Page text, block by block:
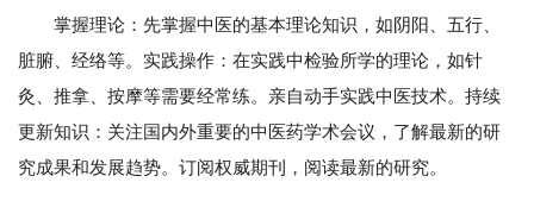
掌握理论：先掌握中医的基本理论知识，如阴阳、五行、
脏腑、经络等。实践操作：在实践中检验所学的理论，如针
灸、推拿、按摩等需要经常练。亲自动手实践中医技术。持续
更新知识：关注国内外重要的中医药学术会议，了解最新的研
究成果和发展趋势。订阅权威期刊，阅读最新的研究。